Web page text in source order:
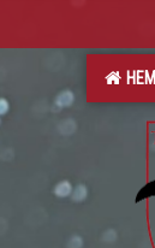
HEM